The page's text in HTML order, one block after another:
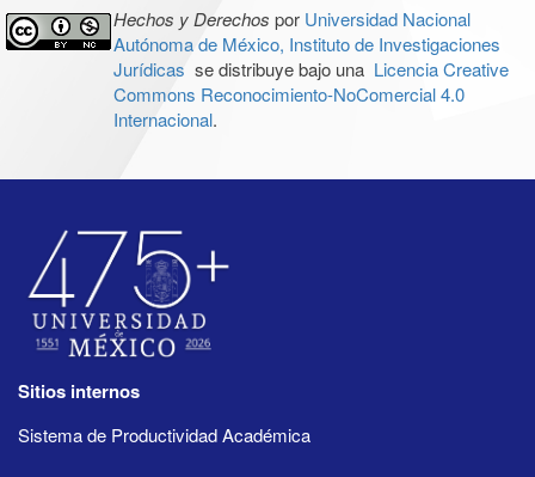
Hechos y Derechos por Universidad Nacional
Autónoma de México, Instituto de Investigaciones
Jurídicas se distribuye bajo una Licencia Creative
Commons Reconocimiento-NoComercial 4.0
Internacional.
Sitios internos
Sistema de Productividad Académica